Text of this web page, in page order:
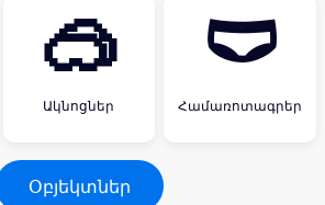
🥽
Ակնոցներ
🩲
Համառոտագրեր
Օբյեկտներ